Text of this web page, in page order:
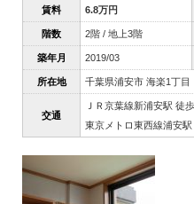
賃料 6.8万円
階数 2階 / 地上3階
築年月 2019/03
所在地 千葉県浦安市 海楽1丁目
交通
ＪＲ京葉線新浦安駅 徒
東京メトロ東西線浦安